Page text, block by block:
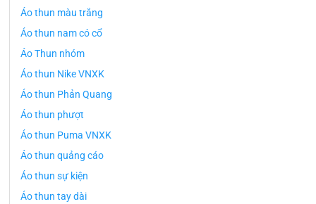
Áo thun màu trắng
Áo thun nam có cổ
Áo Thun nhóm
Áo thun Nike VNXK
Áo thun Phản Quang
Áo thun phượt
Áo thun Puma VNXK
Áo thun quảng cáo
Áo thun sự kiện
Áo thun tay dài